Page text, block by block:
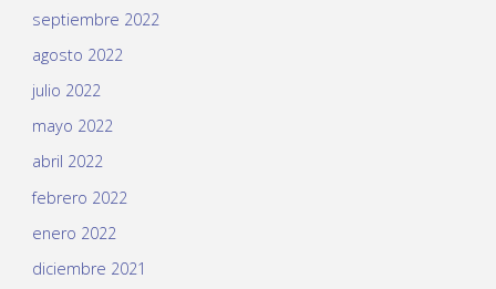
septiembre 2022
agosto 2022
julio 2022
mayo 2022
abril 2022
febrero 2022
enero 2022
diciembre 2021